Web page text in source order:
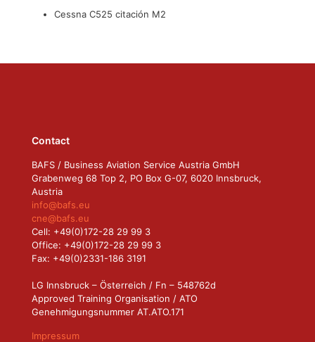
Cessna C525 citación M2
Contact
BAFS / Business Aviation Service Austria GmbH
Grabenweg 68 Top 2, PO Box G-07, 6020 Innsbruck,
Austria
info@bafs.eu
cne@bafs.eu
Cell: +49(0)172-28 29 99 3
Office: +49(0)172-28 29 99 3
Fax: +49(0)2331-186 3191
LG Innsbruck – Österreich / Fn – 548762d
Approved Training Organisation / ATO
Genehmigungsnummer AT.ATO.171
Impressum